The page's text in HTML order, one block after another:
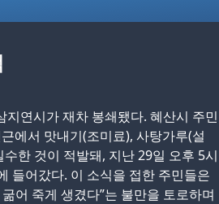
지연시가 재차 봉쇄됐다. 혜산시 주민
에서 맛내기(조미료), 사탕가루(설
한 것이 적발돼, 지난 29일 오후 5시
들어갔다. 이 소식을 접한 주민들은
어 죽게 생겼다”는 불만을 토로하며